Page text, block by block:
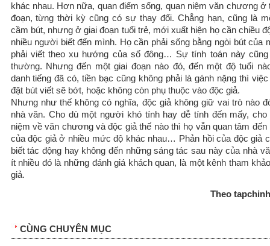
khác nhau. Hơn nữa, quan điểm sống, quan niệm văn chương ở
đoạn, từng thời kỳ cũng có sự thay đổi. Chẳng hạn, cũng là
cầm bút, nhưng ở giai đoạn tuổi trẻ, mới xuất hiện họ cần chiều
nhiều người biết đến mình. Họ cần phải sống bằng ngòi bút của
phải viết theo xu hướng của số đông… Sự tính toán này
thường. Nhưng đến một giai đoạn nào đó, đến một độ tuổi
danh tiếng đã có, tiền bạc cũng không phải là gánh nặng thì
đặt bút viết sẽ bớt, hoặc không còn phụ thuộc vào độc giả.
Nhưng như thế không có nghĩa, độc giả không giữ vai trò nào
nhà văn. Cho dù một người khó tính hay dễ tính đến mấy, cho
niệm về văn chương và độc giả thế nào thì họ vẫn quan tâm đến
của độc giả ở nhiều mức độ khác nhau… Phản hồi của độc giả
biết tác động hay không đến những sáng tác sau này của nhà
ít nhiều đó là những đánh giá khách quan, là một kênh tham
giả.
Theo
CÙNG CHUYÊN MỤC